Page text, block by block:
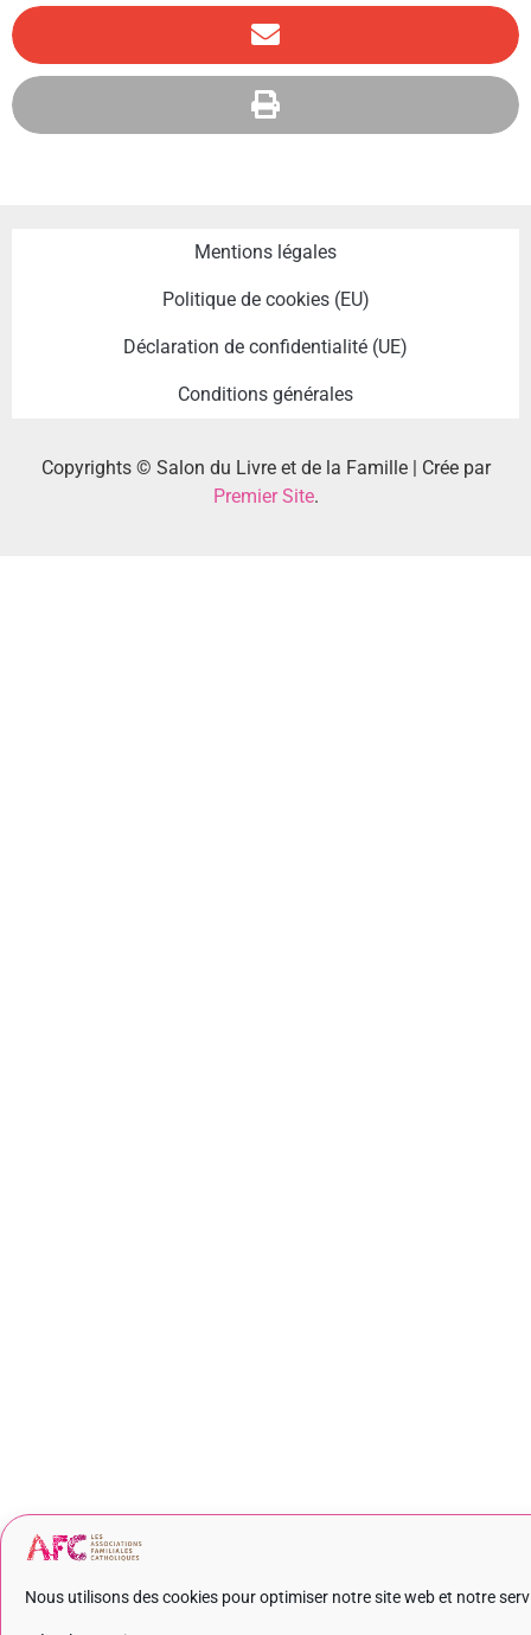
Nous utilisons des cookies pour optimiser notre site web et notre
Mentions légales
Politique de cookies (EU)
Déclaration de confidentialité (UE)
Conditions générales
Copyrights © Salon du Livre et de la Famille | Crée par
Premier Site.